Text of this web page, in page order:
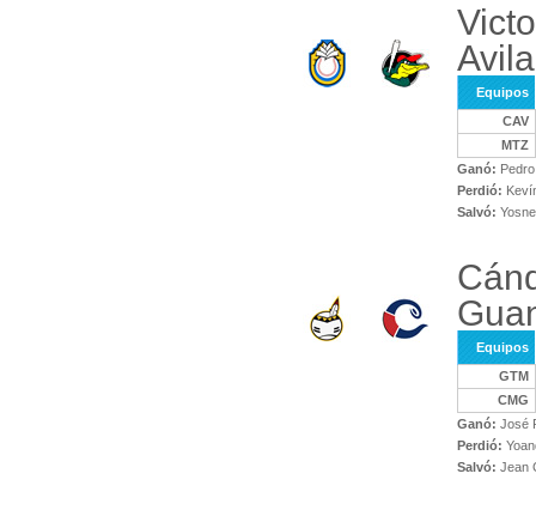
Equipos
CAV
MTZ
Ganó:
Perdió:
Salvó:
Equipos
GTM
CMG
Ganó: José
Perdió:
Salvó: Jean